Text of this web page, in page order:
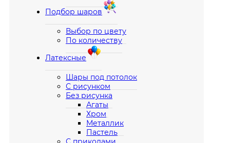
Подбор шаров
Выбор по цвету
По количеству
Латексные
Шары под потолок
С рисунком
Без рисунка
Агаты
Хром
Металлик
Пастель